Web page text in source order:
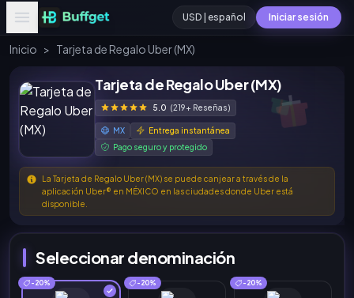
USD | español Iniciar sesión
Inicio > Tarjeta de Regalo Uber (MX)
Tarjeta de Regalo Uber (MX)
5.0 (219+ Reseñas)
MX
Entrega instantánea
Pago seguro y protegido
La Tarjeta de Regalo Uber (MX) se puede canjear a través de la
aplicación Uber®️ en MÉXICO en las ciudades donde Uber está
disponible.
Seleccionar denominación
-20% -20% -20%